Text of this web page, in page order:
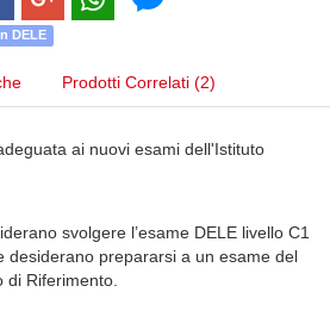
DELE
Prodotti Correlati (2)
ai nuovi esami dell'Istituto
svolgere l’esame DELE livello C1
desiderano prepararsi a un esame del
di Riferimento.